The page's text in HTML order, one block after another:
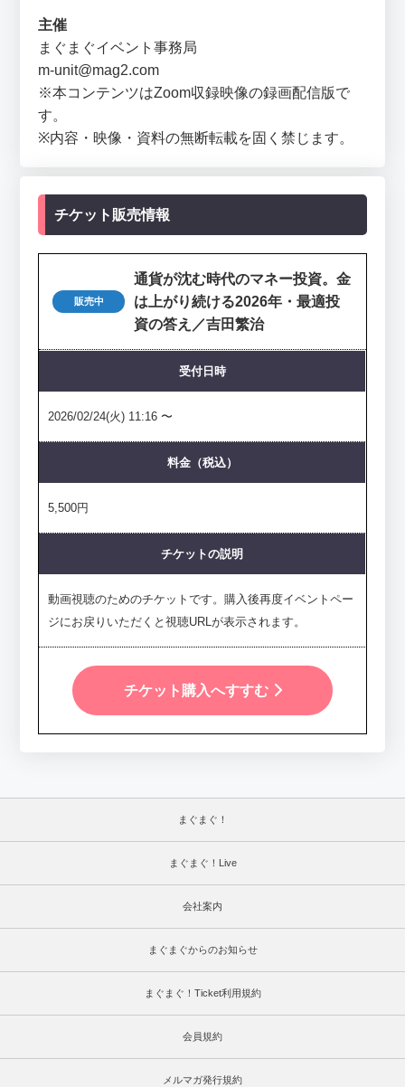
主催
まぐまぐイベント事務局
m-unit@mag2.com
※本コンテンツはZoom収録映像の録画配信版で
す。
※内容・映像・資料の無断転載を固く禁じます。
チケット販売情報
販売中
通貨が沈む時代のマネー投資。金
は上がり続ける2026年・最適投
資の答え／吉田繁治
受付日時
2026/02/24(火) 11:16 〜
料金（税込）
5,500円
チケットの説明
動画視聴のためのチケットです。購入後再度イベントペー
ジにお戻りいただくと視聴URLが表示されます。
チケット購入へすすむ
まぐまぐ！
まぐまぐ！Live
会社案内
まぐまぐからのお知らせ
まぐまぐ！Ticket利用規約
会員規約
メルマガ発行規約